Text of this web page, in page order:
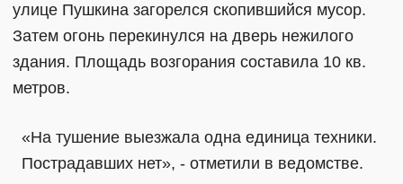
улице Пушкина загорелся скопившийся мусор.
Затем огонь перекинулся на дверь нежилого
здания. Площадь возгорания составила 10 кв.
метров.
«На тушение выезжала одна единица техники.
Пострадавших нет», - отметили в ведомстве.